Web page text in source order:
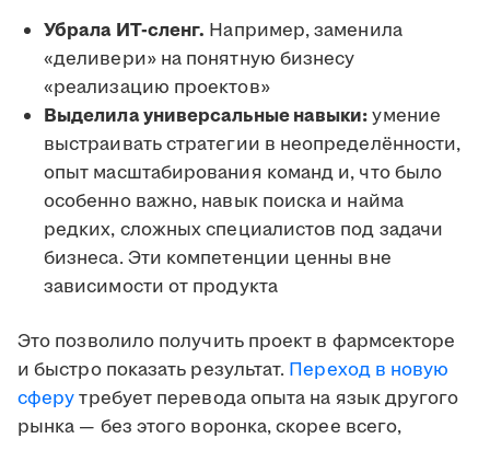
Убрала ИТ-сленг. Например, заменила
«деливери» на понятную бизнесу
«реализацию проектов»
Выделила универсальные навыки:умение
выстраивать стратегии в неопределённости,
опыт масштабирования команд и, что было
особенно важно, навык поиска и найма
редких, сложных специалистов под задачи
бизнеса. Эти компетенции ценны вне
зависимости от продукта
Это позволило получить проект в фармсекторе
и быстро показать результат. Переход в новую
сферутребует перевода опыта на язык другого
рынка — без этого воронка, скорее всего,